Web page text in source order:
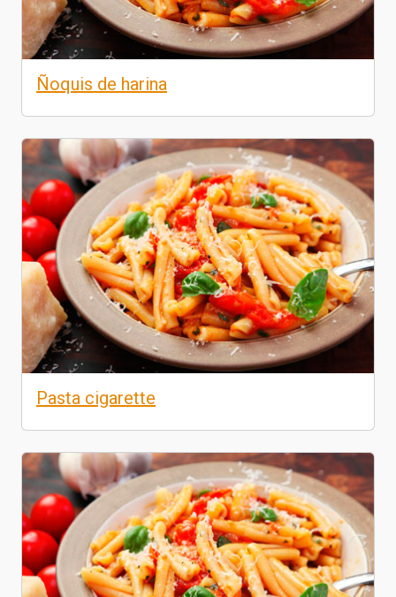
Ñoquis de harina
Pasta cigarette